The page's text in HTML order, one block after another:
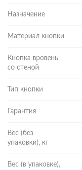
течение 200 тыс.
срок, и даже дольше
Назначение
Материал кнопки
Кнопка вровень
со стеной
Тип кнопки
Гарантия
Вес (без
упаковки), кг
Вес (в упаковке),